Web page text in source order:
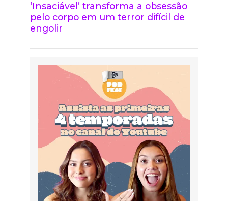
‘Insaciável’ transforma a obsessão
pelo corpo em um terror difícil de
engolir